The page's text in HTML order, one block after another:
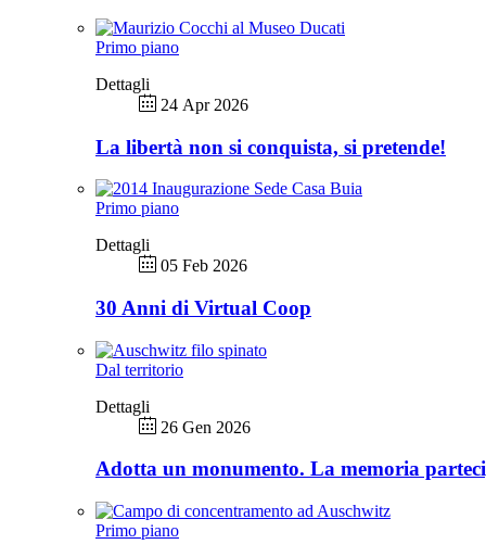
Primo piano
Dettagli
24 Apr 2026
La libertà non si conquista, si pretende!
Primo piano
Dettagli
05 Feb 2026
30 Anni di Virtual Coop
Dal territorio
Dettagli
26 Gen 2026
Adotta un monumento. La memoria
Primo piano